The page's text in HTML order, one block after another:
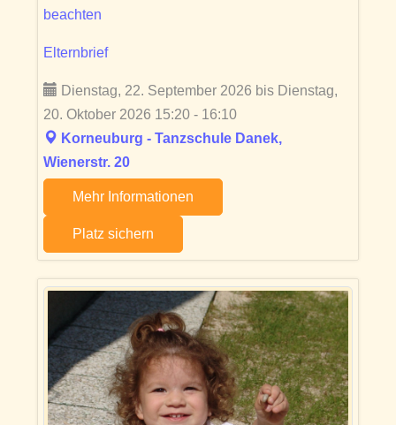
beachten
Elternbrief
Dienstag, 22. September 2026 bis Dienstag,
20. Oktober 2026 15:20 - 16:10
Korneuburg - Tanzschule Danek,
Wienerstr. 20
Mehr Informationen
Platz sichern